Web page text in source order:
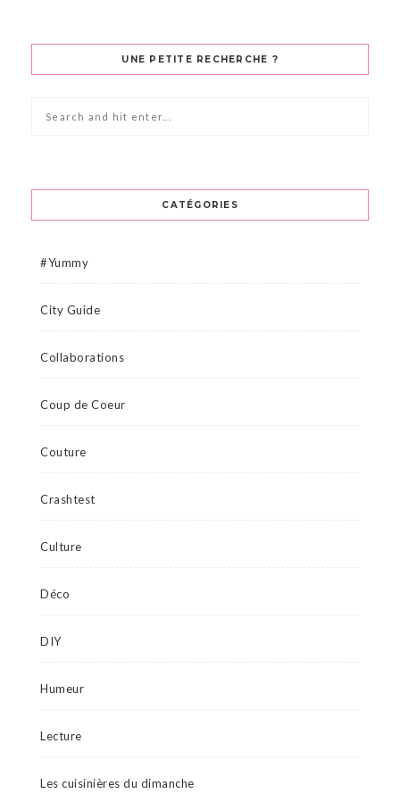
UNE PETITE RECHERCHE ?
CATÉGORIES
#Yummy
City Guide
Collaborations
Coup de Coeur
Couture
Crashtest
Culture
Déco
DIY
Humeur
Lecture
Les cuisinières du dimanche